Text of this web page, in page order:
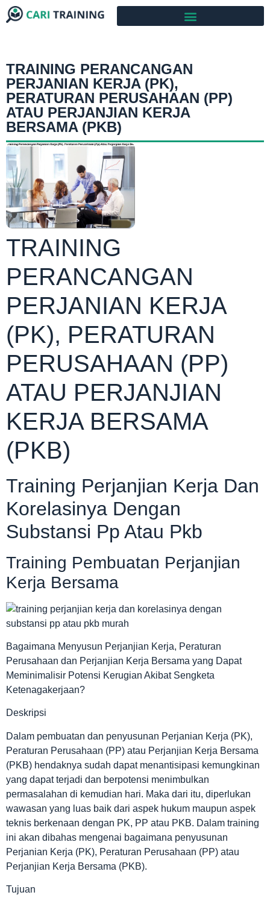
TRAINING PERANCANGAN
PERJANIAN KERJA (PK),
PERATURAN PERUSAHAAN (PP)
ATAU PERJANJIAN KERJA
BERSAMA (PKB)
TRAINING
PERANCANGAN
PERJANIAN KERJA
(PK), PERATURAN
PERUSAHAAN (PP)
ATAU PERJANJIAN
KERJA BERSAMA
(PKB)
Training Perjanjian Kerja Dan
Korelasinya Dengan
Substansi Pp Atau Pkb
Training Pembuatan Perjanjian
Kerja Bersama
Bagaimana Menyusun Perjanjian Kerja, Peraturan
Perusahaan dan Perjanjian Kerja Bersama yang Dapat
Meminimalisir Potensi Kerugian Akibat Sengketa
Ketenagakerjaan?
Deskripsi
Dalam pembuatan dan penyusunan Perjanian Kerja (PK),
Peraturan Perusahaan (PP) atau Perjanjian Kerja Bersama
(PKB) hendaknya sudah dapat menantisipasi kemungkinan
yang dapat terjadi dan berpotensi menimbulkan
permasalahan di kemudian hari. Maka dari itu, diperlukan
wawasan yang luas baik dari aspek hukum maupun aspek
teknis berkenaan dengan PK, PP atau PKB. Dalam training
ini akan dibahas mengenai bagaimana penyusunan
Perjanian Kerja (PK), Peraturan Perusahaan (PP) atau
Perjanjian Kerja Bersama (PKB).
Tujuan